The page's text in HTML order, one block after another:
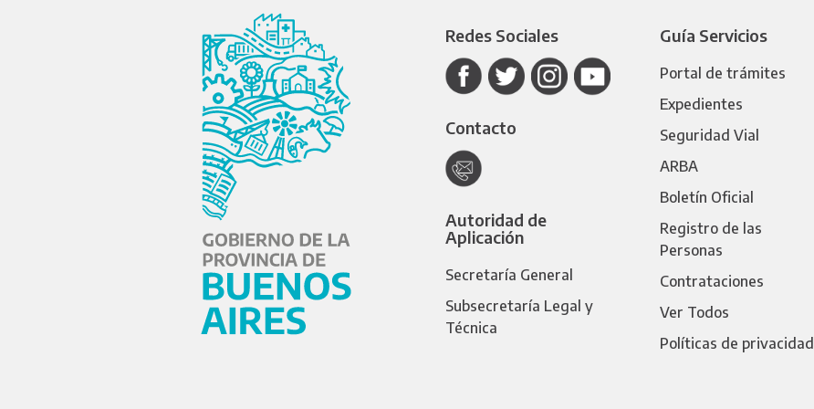
Redes Sociales
Contacto
Autoridad de
Aplicación
Secretaría General
Subsecretaría Legal y
Técnica
Guía Servicios
Portal de trámites
Expedientes
Seguridad Vial
ARBA
Boletín Oficial
Registro de las
Personas
Contrataciones
Ver Todos
Políticas de privacidad